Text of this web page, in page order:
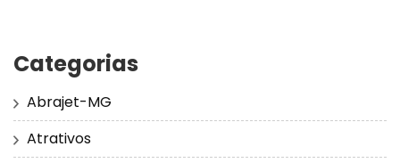
Categorias
Abrajet-MG
Atrativos